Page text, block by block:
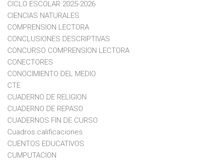
CICLO ESCOLAR 2025-2026
CIENCIAS NATURALES
COMPRENSION LECTORA
CONCLUSIONES DESCRIPTIVAS
CONCURSO COMPRENSION LECTORA
CONECTORES
CONOCIMIENTO DEL MEDIO
CTE
CUADERNO DE RELIGION
CUADERNO DE REPASO
CUADERNOS FIN DE CURSO
Cuadros calificaciones
CUENTOS EDUCATIVOS
CUMPUTACION